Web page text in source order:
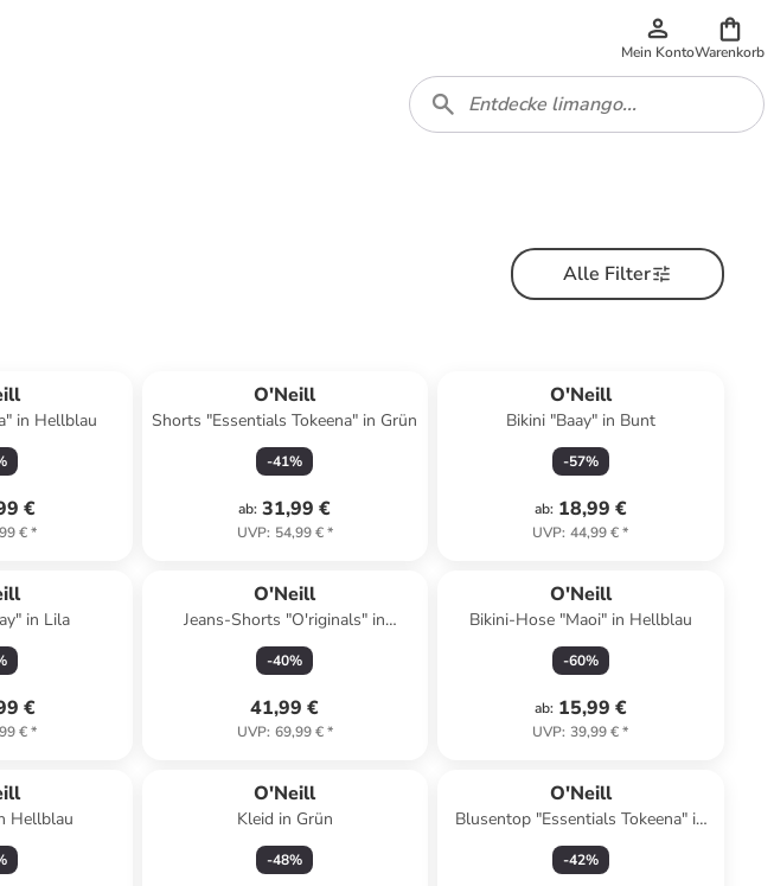
Mein KontoWarenkorb
Alle Filter
in Hellblau
€
€*
O'Neill
Shorts "Essentials Tokeena" in Grün
-41%
ab: 31,99 €
UVP: 54,99 €*
O'Neill
Bikini "Baay" in Bunt
-57%
ab: 18,99 €
UVP: 44,99 €*
in Lila
€
€*
O'Neill
Jeans-Shorts "O'riginals" in
Hellblau
-40%
41,99 €
UVP: 69,99 €*
O'Neill
Bikini-Hose "Maoi" in Hellblau
-60%
ab: 15,99 €
UVP: 39,99 €*
Hellblau
O'Neill
Kleid in Grün
-48%
O'Neill
Blusentop "Essentials Tokeena" in
Schwarz
-42%